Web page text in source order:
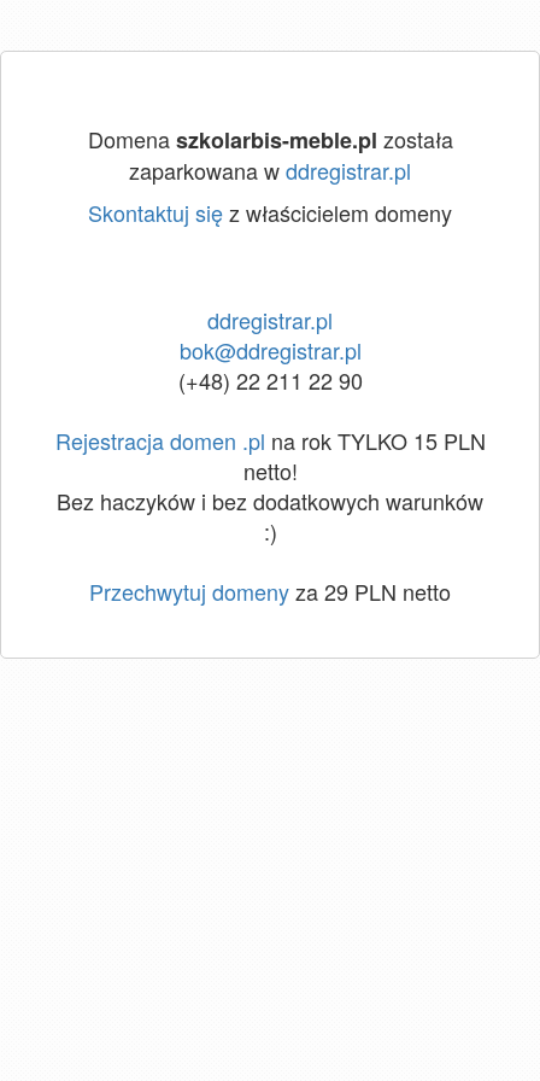
Domenaszkolarbis-meble.pl została
zaparkowana wddregistrar.pl
Skontaktuj sięz właścicielem domeny
ddregistrar.pl
bok@ddregistrar.pl
(+48) 22 211 22 90
Rejestracja domen .pl na rok TYLKO 15 PLN
netto!
Bez haczyków i bez dodatkowych warunków
:)
Przechwytuj domenyza 29 PLN netto